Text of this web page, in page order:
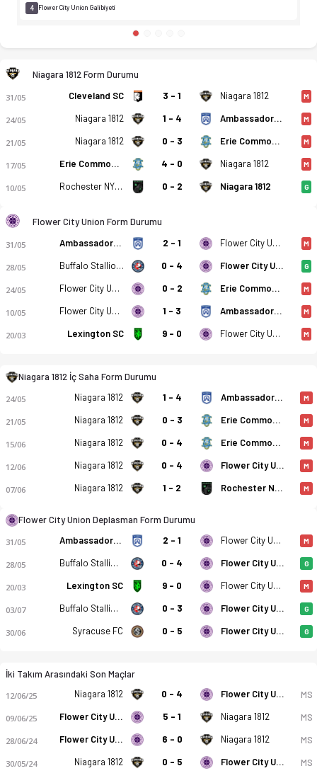
Niagara 1812 - Flower City Union 3-3 bitti. Gol anları,
4 Flower City Union Galibiyeti
Niagara 1812 Form Durumu
31/05 Cleveland SC 3 - 1 Niagara 1812 M
24/05 Niagara 1812 1 - 4 Ambassadors FC Ohio M
21/05 Niagara 1812 0 - 3 Erie Commodores FC M
17/05 Erie Commodores FC 4 - 0 Niagara 1812 M
10/05 Rochester NY FC Academy 0 - 2 Niagara 1812 G
Flower City Union Form Durumu
31/05 Ambassadors FC Ohio 2 - 1 Flower City Union M
28/05 Buffalo Stallions 0 - 4 Flower City Union G
24/05 Flower City Union 0 - 2 Erie Commodores FC M
10/05 Flower City Union 1 - 3 Ambassadors FC Ohio M
20/03 Lexington SC 9 - 0 Flower City Union M
Niagara 1812 İç Saha Form Durumu
24/05 Niagara 1812 1 - 4 Ambassadors FC Ohio M
21/05 Niagara 1812 0 - 3 Erie Commodores FC M
15/06 Niagara 1812 0 - 4 Erie Commodores FC M
12/06 Niagara 1812 0 - 4 Flower City Union M
07/06 Niagara 1812 1 - 2 Rochester NY FC Academy M
Flower City Union Deplasman Form Durumu
31/05 Ambassadors FC Ohio 2 - 1 Flower City Union M
28/05 Buffalo Stallions 0 - 4 Flower City Union G
20/03 Lexington SC 9 - 0 Flower City Union M
03/07 Buffalo Stallions 0 - 3 Flower City Union G
30/06 Syracuse FC 0 - 5 Flower City Union G
İki Takım Arasındaki Son Maçlar
12/06/25 Niagara 1812 0 - 4 Flower City Union MS
09/06/25 Flower City Union 5 - 1 Niagara 1812 MS
28/06/24 Flower City Union 6 - 0 Niagara 1812 MS
30/05/24 Niagara 1812 0 - 5 Flower City Union MS